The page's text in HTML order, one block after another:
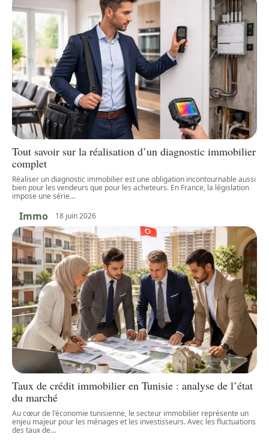
Tout savoir sur la réalisation d’un diagnostic immobilier
complet
Réaliser un diagnostic immobilier est une obligation incontournable aussi
bien pour les vendeurs que pour les acheteurs. En France, la législation
impose une série…
Immo 18 juin 2026
Taux de crédit immobilier en Tunisie : analyse de l’état
du marché
Au cœur de l'économie tunisienne, le secteur immobilier représente un
enjeu majeur pour les ménages et les investisseurs. Avec les fluctuations
des taux de…